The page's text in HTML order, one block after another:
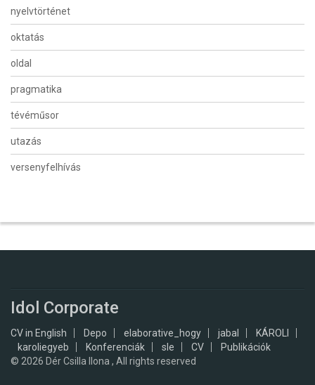
nyelvtörténet
oktatás
oldal
pragmatika
tévéműsor
utazás
versenyfelhívás
Idol Corporate
CV in English Depo elaborative_hogy jabal
KÁROLI
karoliegyeb
Konferenciák sle CV
Publikációk
© 2026 Dér Csilla Ilona , All rights reserved